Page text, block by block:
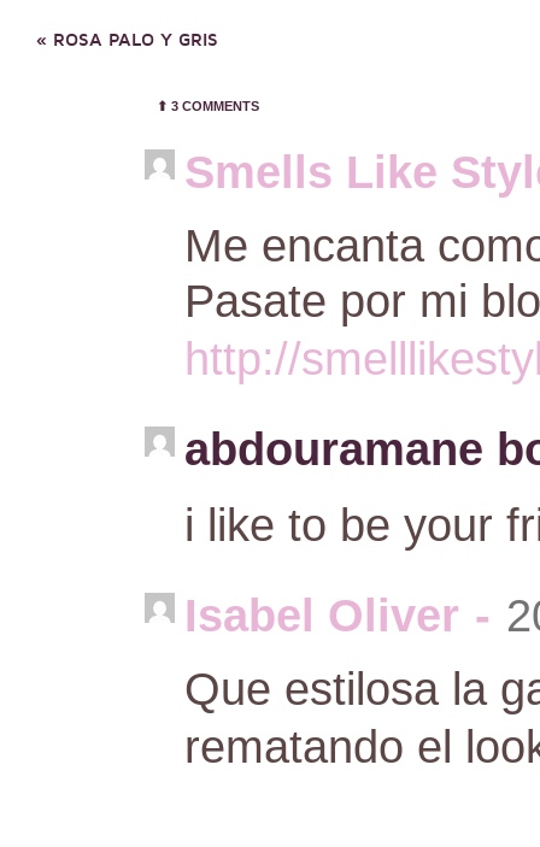
« ROSA PALO Y GRIS
⬆︎ 3 COMMENTS
Smells Like
Me encanta
Pasate por mi
http://
abdouramane
i like to be your
Isabel Oliver -
Que estilosa la
rematando el